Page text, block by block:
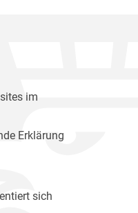
im
Erklärung
sich